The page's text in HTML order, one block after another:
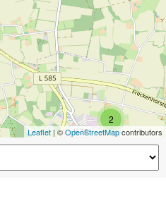
2
Leaflet| ©OpenStreetMapcontributors